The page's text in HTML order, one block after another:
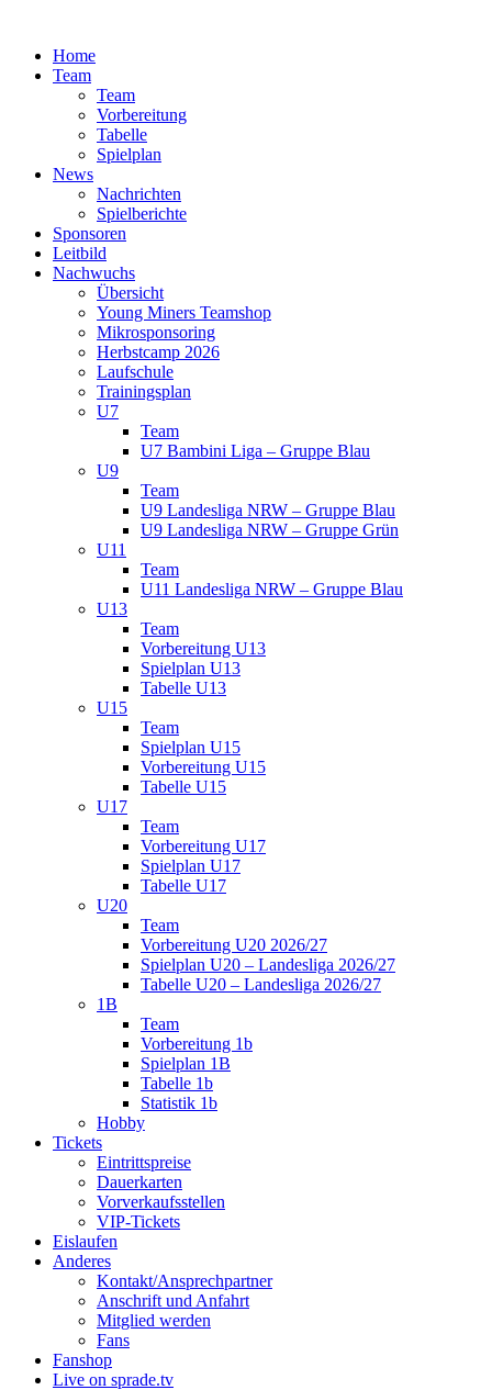
springenHome
Team
Team
Vorbereitung
Tabelle
Spielplan
News
Nachrichten
Spielberichte
Sponsoren
Leitbild
Nachwuchs
Übersicht
Young Miners Teamshop
Mikrosponsoring
Herbstcamp 2026
Laufschule
Trainingsplan
U7
Team
U7 Bambini Liga – Gruppe Blau
U9
Team
U9 Landesliga NRW – Gruppe Blau
U9 Landesliga NRW – Gruppe Grün
U11
Team
U11 Landesliga NRW – Gruppe Blau
U13
Team
Vorbereitung U13
Spielplan U13
Tabelle U13
U15
Team
Spielplan U15
Vorbereitung U15
Tabelle U15
U17
Team
Vorbereitung U17
Spielplan U17
Tabelle U17
U20
Team
Vorbereitung U20 2026/27
Spielplan U20 – Landesliga 2026/27
Tabelle U20 – Landesliga 2026/27
1B
Team
Vorbereitung 1b
Spielplan 1B
Tabelle 1b
Statistik 1b
Hobby
Tickets
Eintrittspreise
Dauerkarten
Vorverkaufsstellen
VIP-Tickets
Eislaufen
Anderes
Kontakt/Ansprechpartner
Anschrift und Anfahrt
Mitglied werden
Fans
Fanshop
Live on sprade.tv